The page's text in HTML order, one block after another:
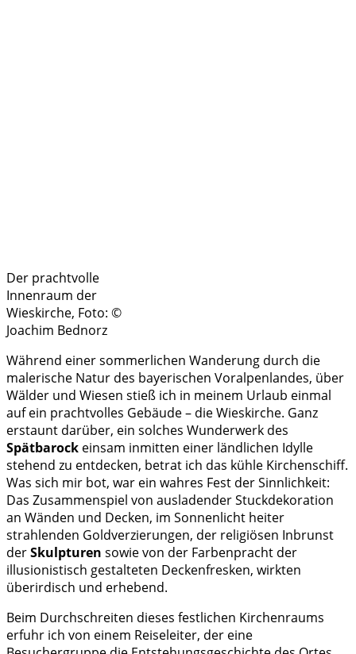
Der prachtvolle
Innenraum der
Wieskirche, Foto: ©
Joachim Bednorz
Während einer sommerlichen Wanderung durch die
malerische Natur des bayerischen Voralpenlandes, über
Wälder und Wiesen stieß ich in meinem Urlaub einmal
auf ein prachtvolles Gebäude – die Wieskirche. Ganz
erstaunt darüber, ein solches Wunderwerk des
Spätbarock einsam inmitten einer ländlichen Idylle
stehend zu entdecken, betrat ich das kühle Kirchenschiff.
Was sich mir bot, war ein wahres Fest der Sinnlichkeit:
Das Zusammenspiel von ausladender Stuckdekoration
an Wänden und Decken, im Sonnenlicht heiter
strahlenden Goldverzierungen, der religiösen Inbrunst
derSkulpturen sowie von der Farbenpracht der
illusionistisch gestalteten Deckenfresken, wirkten
überirdisch und erhebend.
Beim Durchschreiten dieses festlichen Kirchenraums
erfuhr ich von einem Reiseleiter, der eine